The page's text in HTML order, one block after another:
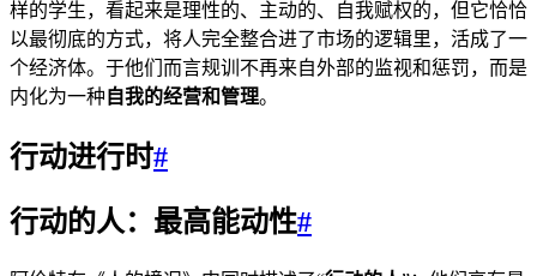
样的学生，看起来是理性的、主动的、自我赋权的，但它恰恰
以最彻底的方式，将人完全整合进了市场的逻辑里，活成了一
个经济体。于他们而言规训不再来自外部的监视和惩罚，而是
内化为一种 自我的经营和管理。
行动进行时#
行动的人：最高能动性#